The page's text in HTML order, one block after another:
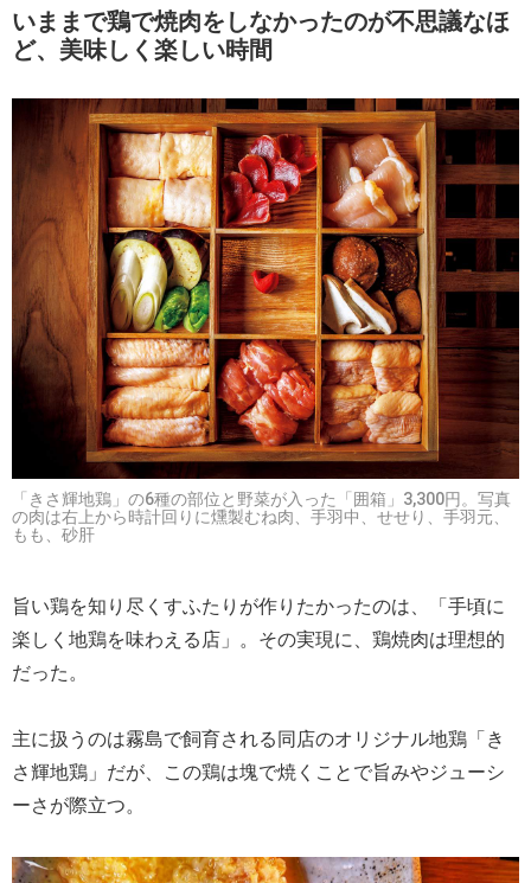
いままで鶏で焼肉をしなかったのが不思議なほ
ど、美味しく楽しい時間
「きさ輝地鶏」の6種の部位と野菜が入った「囲箱」3,300円。写真
の肉は右上から時計回りに燻製むね肉、手羽中、せせり、手羽元、
もも、砂肝
旨い鶏を知り尽くすふたりが作りたかったのは、「手頃に
楽しく地鶏を味わえる店」。その実現に、鶏焼肉は理想的
だった。
主に扱うのは霧島で飼育される同店のオリジナル地鶏「き
さ輝地鶏」だが、この鶏は塊で焼くことで旨みやジューシ
ーさが際立つ。